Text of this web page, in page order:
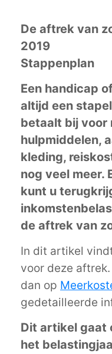
De aftrek van
2019
Stappenplan
Een handicap
altijd een
betaalt bij voor
hulpmiddelen,
kleding,
nog veel meer.
kunt u
de aftrek van
In dit artikel
voor deze
dan op
gedetailleerde
Dit artikel gaat
het